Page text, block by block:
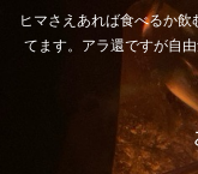
ヒマさえあれば食べるか
てます。アラ還ですが自